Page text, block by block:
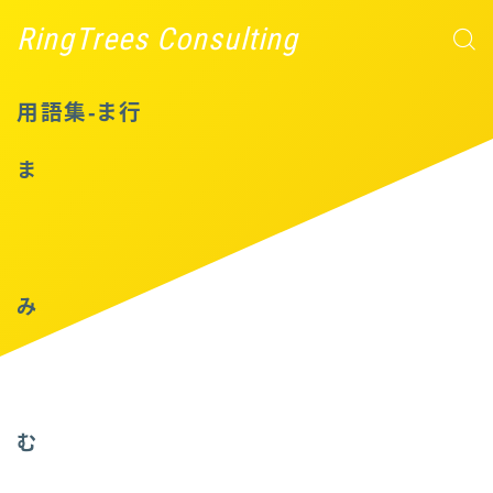
RingTrees Consulting
用語集-ま行
ま
み
む